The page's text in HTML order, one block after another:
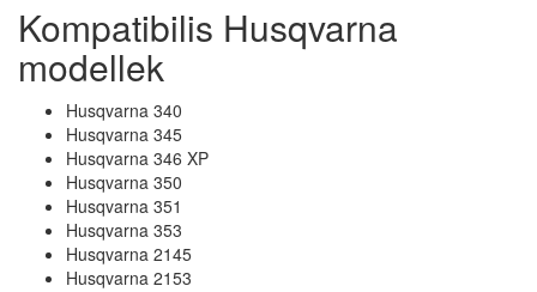
Kompatibilis Husqvarna
modellek
Husqvarna 340
Husqvarna 345
Husqvarna 346 XP
Husqvarna 350
Husqvarna 351
Husqvarna 353
Husqvarna 2145
Husqvarna 2153